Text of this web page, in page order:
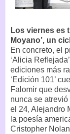
Los viernes es
Moyano’, un
En concreto, el
‘Alicia
ediciones más
‘Edición 101’
Falomir que
nunca se
el 24, Alejandro
la poesía
Cristopher